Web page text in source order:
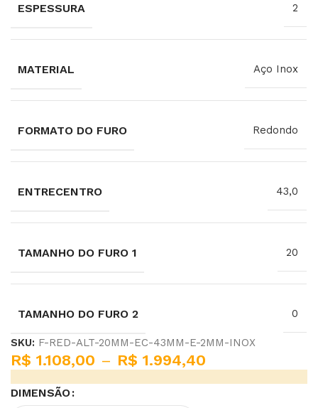
ESPESSURA 2
MATERIAL Aço Inox
FORMATO DO FURO Redondo
ENTRECENTRO 43,0
TAMANHO DO FURO 1 20
TAMANHO DO FURO 2 0
SKU: F-RED-ALT-20MM-EC-43MM-E-2MM-INOX
R$ 1.108,00 – R$ 1.994,40
DIMENSÃO